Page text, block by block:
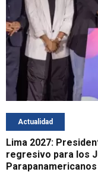
Actualidad
Lima 2027:
regresivo para los
Parapanamericanos